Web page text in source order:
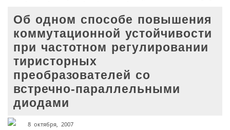
Об одном способе повышения
коммутационной устойчивости
при частотном регулировании
тиристорных
преобразователей со
встречно-параллельными
диодами
8 октября, 2007